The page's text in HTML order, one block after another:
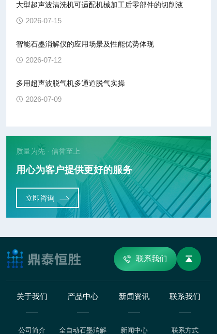
大型超声波清洗机可适配机械加工后零部件的切削液
2026-07-15
智能石墨消解仪的应用场景及性能优势体现
2026-07-12
多用超声波脱气机多通道脱气实操
2026-07-09
质量为先 · 信誉至上
用心为客户提供更好的服务
立即咨询
联系我们
关于我们
公司简介
产品中心
全自动石墨消解
新闻资讯
新闻中心
联系我们
联系方式